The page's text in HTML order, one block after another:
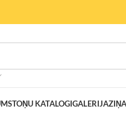
TOŅU KATALOGIGALERIJA